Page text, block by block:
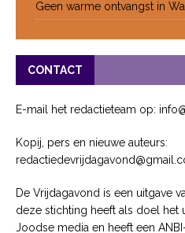
Geen warme ontvangst in
CONTACT
E-mail het redactieteam op:
Kopij, pers en nieuwe auteurs:
De Vrijdagavond is een uitgave
deze stichting heeft als doel het
Joodse media en heeft een